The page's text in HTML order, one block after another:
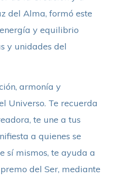
del Alma, formó este
y equilibrio
y unidades del
armonía y
Universo. Te recuerda
te une a tus
a quienes se
sí mismos, te ayuda a
del Ser, mediante